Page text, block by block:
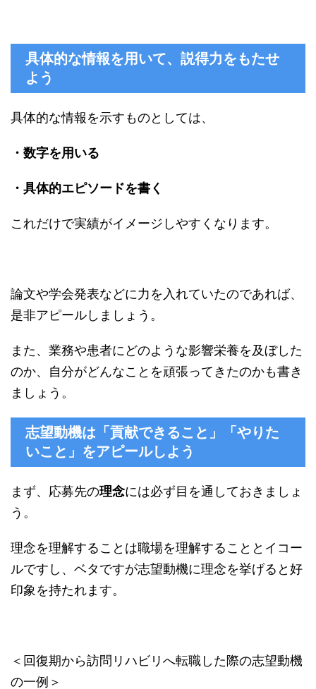
具体的な情報を用いて、説得力をもたせ
よう
具体的な情報を示すものとしては、
・数字を用いる
・具体的エピソードを書く
これだけで実績がイメージしやすくなります。
論文や学会発表などに力を入れていたのであれば、
是非アピールしましょう。
また、業務や患者にどのような影響栄養を及ぼした
のか、自分がどんなことを頑張ってきたのかも書き
ましょう。
志望動機は「貢献できること」「やりた
いこと」をアピールしよう
まず、応募先の理念には必ず目を通しておきましょ
う。
理念を理解することは職場を理解することとイコー
ルですし、ベタですが志望動機に理念を挙げると好
印象を持たれます。
＜回復期から訪問リハビリへ転職した際の志望動機
の一例＞